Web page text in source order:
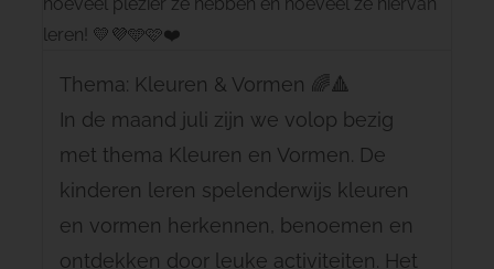
Thema: Kleuren & Vormen 🌈🔺
In de maand juli zijn we volop bezig
met thema Kleuren en Vormen. De
kinderen leren spelenderwijs kleuren
en vormen herkennen, benoemen en
ontdekken door leuke activiteiten. Het